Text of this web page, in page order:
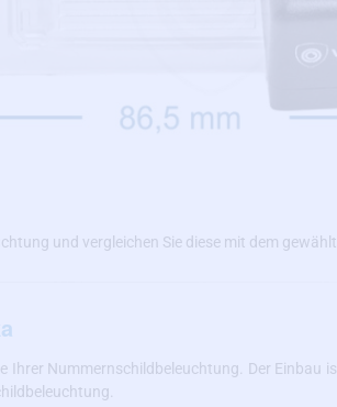
und vergleichen Sie diese mit dem
Ihrer Nummernschildbeleuchtung. Der Einbau